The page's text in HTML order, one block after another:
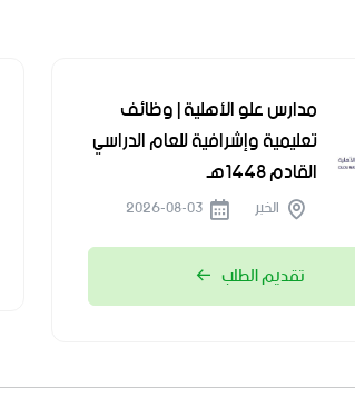
مدارس علو الأهلية | وظائف
تعليمية وإشرافية للعام الدراسي
القادم 1448هـ
الخبر
تقديم الطلب